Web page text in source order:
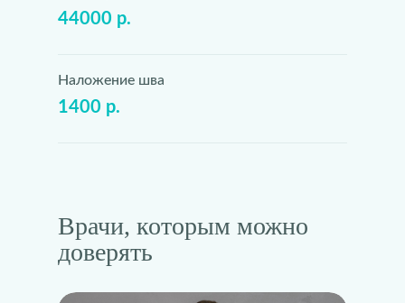
44000 р.
Наложение шва
1400 р.
Врачи, которым можно
доверять